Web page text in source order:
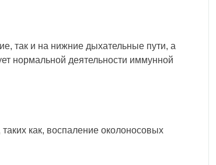
так и на нижние дыхательные пути, а
нормальной деятельности иммунной
как, воспаление околоносовых